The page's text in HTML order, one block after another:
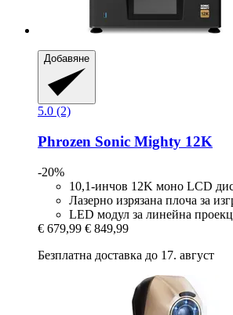
Добавяне
5.0 (2)
Phrozen Sonic Mighty 12K
-20%
10,1-инчов 12K моно LCD
Лазерно изрязана плоча за
LED модул за линейна
€ 679,99 € 849,99
Безплатна доставка до 17. август